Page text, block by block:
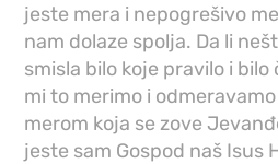
jeste mera i nepogrešivo
nam dolaze spolja. Da li
smisla bilo koje pravilo i bilo
mi to merimo i
merom koja se zove
jeste sam Gospod naš Isus